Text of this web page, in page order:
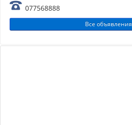
077568888
Все объявления